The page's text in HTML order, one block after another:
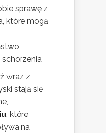
sprawę z
które mogą
wraz z
stają się
, które
na